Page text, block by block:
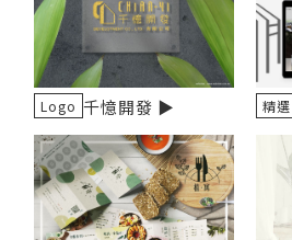
千憶開發 ▶️
Logo 精選